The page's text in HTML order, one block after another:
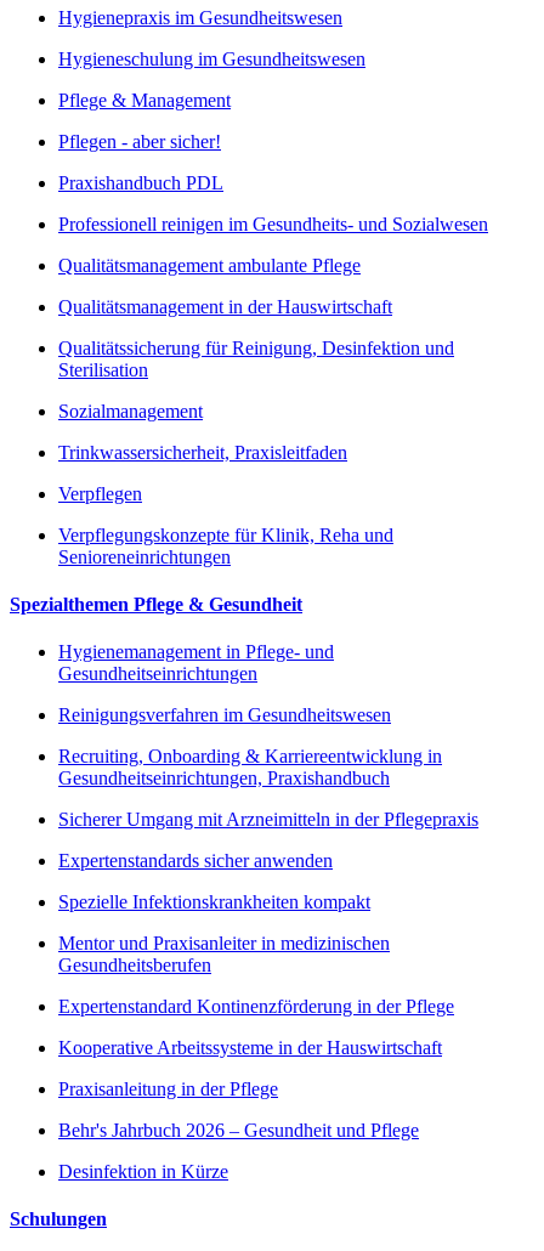
Hygienepraxis im Gesundheitswesen
Hygieneschulung im Gesundheitswesen
Pflege & Management
Pflegen - aber sicher!
Praxishandbuch PDL
Professionell reinigen im Gesundheits- und Sozialwesen
Qualitätsmanagement ambulante Pflege
Qualitätsmanagement in der Hauswirtschaft
Qualitätssicherung für Reinigung, Desinfektion und
Sterilisation
Sozialmanagement
Trinkwassersicherheit, Praxisleitfaden
Verpflegen
Verpflegungskonzepte für Klinik, Reha und
Senioreneinrichtungen
Spezialthemen Pflege & Gesundheit
Hygienemanagement in Pflege- und
Gesundheitseinrichtungen
Reinigungsverfahren im Gesundheitswesen
Recruiting, Onboarding & Karriereentwicklung in
Gesundheitseinrichtungen, Praxishandbuch
Sicherer Umgang mit Arzneimitteln in der Pflegepraxis
Expertenstandards sicher anwenden
Spezielle Infektionskrankheiten kompakt
Mentor und Praxisanleiter in medizinischen
Gesundheitsberufen
Expertenstandard Kontinenzförderung in der Pflege
Kooperative Arbeitssysteme in der Hauswirtschaft
Praxisanleitung in der Pflege
Behr's Jahrbuch 2026 – Gesundheit und Pflege
Desinfektion in Kürze
Schulungen